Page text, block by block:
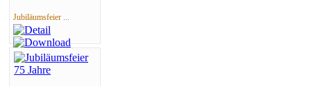
Jubiläumsfeier ...